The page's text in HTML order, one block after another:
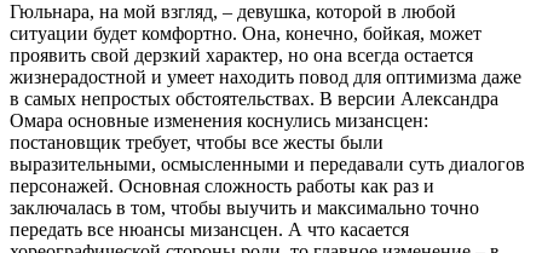
Гюльнара, на мой взгляд, ‒ девушка, которой в любой
ситуации будет комфортно. Она, конечно, бойкая, может
проявить свой дерзкий характер, но она всегда остается
жизнерадостной и умеет находить повод для оптимизма даже
в самых непростых обстоятельствах. В версии Александра
Омара основные изменения коснулись мизансцен:
постановщик требует, чтобы все жесты были
выразительными, осмысленными и передавали суть диалогов
персонажей. Основная сложность работы как раз и
заключалась в том, чтобы выучить и максимально точно
передать все нюансы мизансцен. А что касается